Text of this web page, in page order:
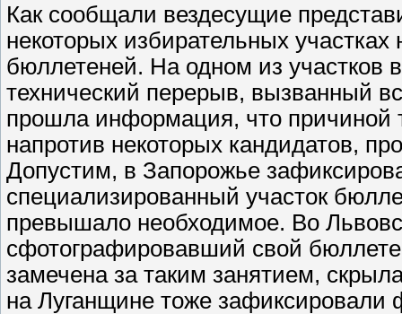
Как сообщали вездесущие
некоторых избирательных
бюллетеней. На одном из участков
технический перерыв, вызванный
прошла информация, что причиной
напротив некоторых кандидатов,
Допустим, в Запорожье
специализированный участок
превышало необходимое. Во
сфотографировавший свой
замечена за таким занятием,
на Луганщине тоже